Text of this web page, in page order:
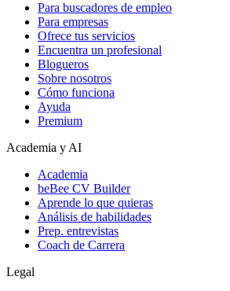
Para buscadores de empleo
Para empresas
Ofrece tus servicios
Encuentra un profesional
Blogueros
Sobre nosotros
Cómo funciona
Ayuda
Premium
Academia y AI
Academia
beBee CV Builder
Aprende lo que quieras
Análisis de habilidades
Prep. entrevistas
Coach de Carrera
Legal